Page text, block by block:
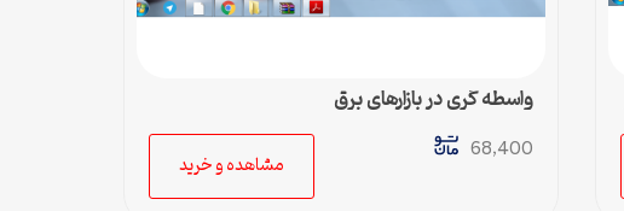
واسطه گري در بازارهاي برق
68,400
مشاهده و خرید